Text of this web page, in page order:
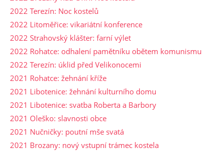
2022 Terezín: Noc kostelů
2022 Litoměřice: vikariátní konference
2022 Strahovský klášter: farní výlet
2022 Rohatce: odhalení pamětníku obětem komunismu
2022 Terezín: úklid před Velikonocemi
2021 Rohatce: žehnání kříže
2021 Libotenice: žehnání kulturního domu
2021 Libotenice: svatba Roberta a Barbory
2021 Oleško: slavnosti obce
2021 Nučničky: poutní mše svatá
2021 Brozany: nový vstupní trámec kostela